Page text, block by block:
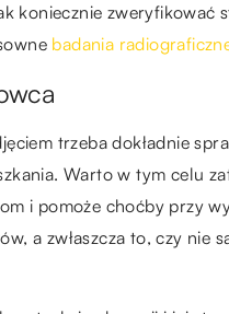
koniecznie zweryfikować
badania
trzeba dokładnie
Warto w tym celu
i pomoże choćby przy
a zwłaszcza to, czy nie